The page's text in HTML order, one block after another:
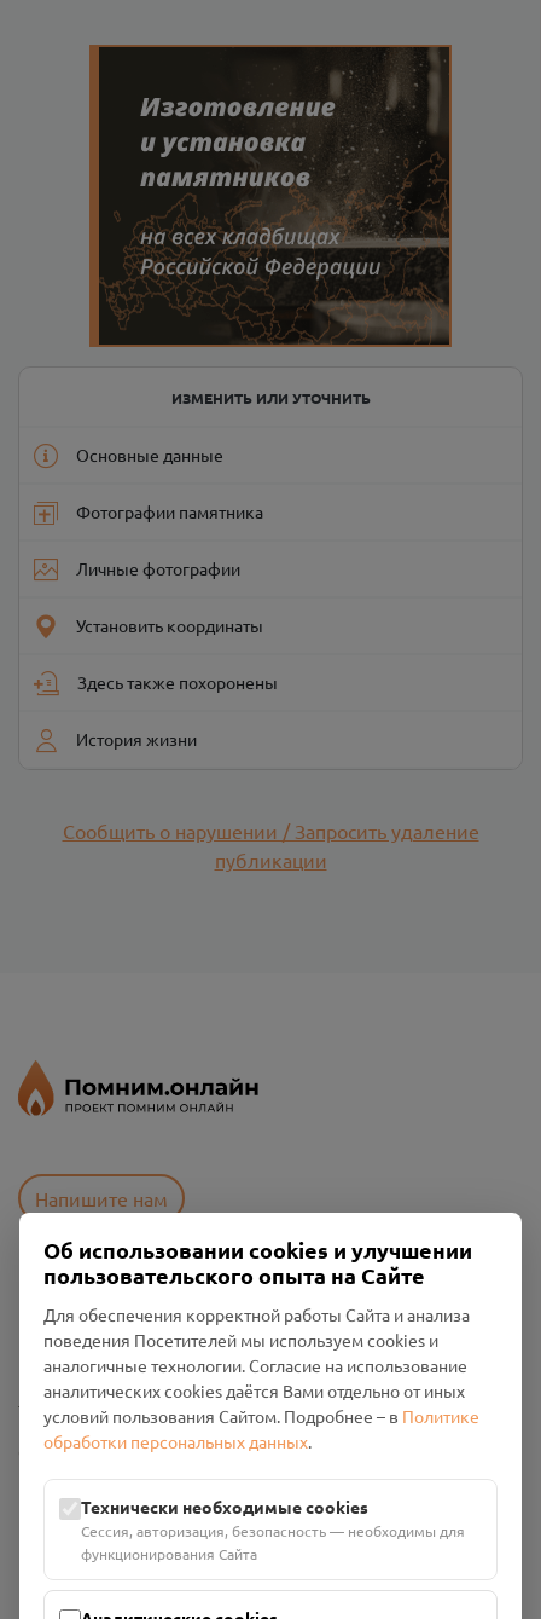
ИЗМЕНИТЬ ИЛИ УТОЧНИТЬ
Основные данные
Фотографии памятника
Личные фотографии
Установить координаты
Здесь также похоронены
История жизни
Сообщить о нарушении / Запросить удаление
публикации
Напишите нам
Политика конфиденциальности
Промо-материалы
Настройки cookies
Общество с ограниченной ответственностью «Смоленский
Проект Помним»
ИНН: 6700029207 ОГРН: 1256700001986
Юридический адрес: 216790, Смоленская область, р-н
Руднянский, г. Рудня, улица Западная, д. 26А, пом. 18
Номер счёта: 40702810901130004287 в АО "АЛЬФА-БАНК"
Об использовании cookies и улучшении
пользовательского опыта на Сайте
Для обеспечения корректной работы Сайта и анализа
поведения Посетителей мы используем cookies и
аналогичные технологии. Согласие на использование
аналитических cookies даётся Вами отдельно от иных
условий пользования Сайтом. Подробнее – в Политике
обработки персональных данных.
Технически необходимые cookies
Сессия, авторизация, безопасность — необходимы для
функционирования Сайта